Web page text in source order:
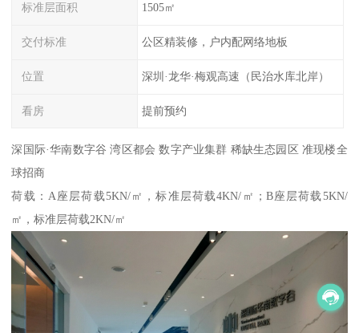
标准层面积 1505㎡
交付标准 公区精装修，户内配网络地板
位置 深圳·龙华·梅观高速（民治水库北岸）
看房 提前预约
深国际·华南数字谷 湾区都会 数字产业集群 稀缺生态园区 准现楼全
球招商
荷载：A座层荷载5KN/㎡，标准层荷载4KN/㎡；B座层荷载5KN/
㎡，标准层荷载2KN/㎡